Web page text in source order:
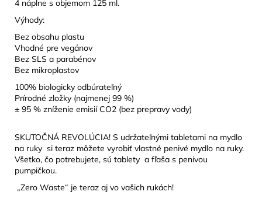
4 náplne s objemom 125 ml.
Výhody:
Bez obsahu plastu
Vhodné pre vegánov
Bez SLS a parabénov
Bez mikroplastov
100% biologicky odbúrateľný
Prírodné zložky (najmenej 99 %)
± 95 % zníženie emisií CO2 (bez prepravy vody)
SKUTOČNÁ REVOLÚCIA! S udržateľnými tabletami na mydlo
na ruky si teraz môžete vyrobiť vlastné penivé mydlo na ruky.
Všetko, čo potrebujete, sú tablety a fľaša s penivou
pumpičkou.
„Zero Waste“ je teraz aj vo vašich rukách!